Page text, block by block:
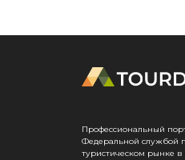
Профессиональный
Федеральной службой
туристическом рынке